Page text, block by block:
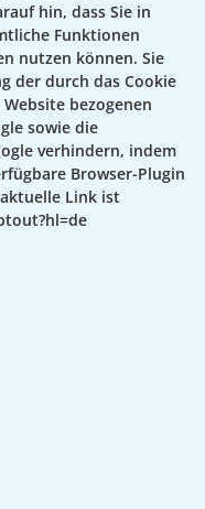
hin, dass Sie in
Funktionen
nutzen können. Sie
der durch das Cookie
bezogenen
sowie die
verhindern, indem
Browser-Plugin
Link ist